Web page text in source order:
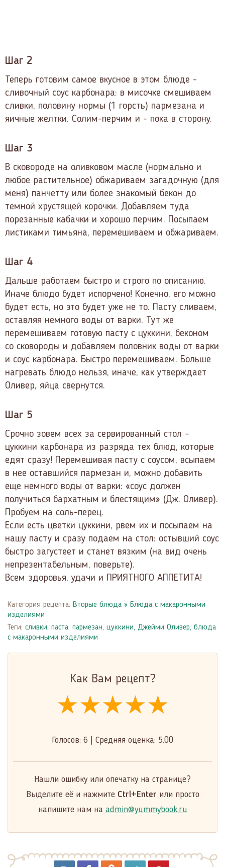
Шаг 2
Теперь готовим самое вкусное в этом блюде -
сливочный соус карбонара: в мисочке смешиваем
сливки, половину нормы (1 горсть) пармезана и
яичные желтки. Солим-перчим и - пока в сторону.
Шаг 3
В сковороде на оливковом масле (нормально и
любое растительное) обжариваем загадочную (для
меня) панчетту или более знакомый бекон до
темной хрустящей корочки. Добавляем туда
порезанные кабачки и хорошо перчим. Посыпаем
листиками тимьяна, перемешиваем и обжариваем.
Шаг 4
Дальше работаем быстро и строго по описанию.
Иначе блюдо будет испорчено! Конечно, его можно
будет есть, но это будет уже не то. Пасту сливаем,
оставляя немного воды от варки. Тут же
перемешиваем готовую пасту с цуккини, беконом
со сковороды и добавляем половник воды от варки
и соус карбонара. Быстро перемешиваем. Больше
нагревать блюдо нельзя, иначе, как утверждает
Оливер, яйца свернутся.
Шаг 5
Срочно зовем всех за сервированный стол –
цуккини карбонара из разряда тех блюд, которые
едят сразу! Перемешивая пасту с соусом, всыпаем
в нее оставшийся пармезан и, можно добавить
еще немного воды от варки: «соус должен
получиться бархатным и блестящим» (Дж. Оливер).
Пробуем на соль-перец.
Если есть цветки цуккини, рвем их и посыпаем на
нашу пасту и сразу подаем на стол: остывший соус
быстро загустеет и станет вязким (на вид очень
непрезентабельным, поверьте).
Всем здоровья, удачи и ПРИЯТНОГО АППЕТИТА!
Категория рецепта: Вторые блюда » Блюда с макаронными
изделиями
Теги: сливки, паста, пармезан, цуккини, Джейми Оливер, блюда
с макаронными изделиями
Как Вам рецепт?
★★★★★
★★★★★
★★★★★
Голосов: 6 Средняя оценка: 5.00
Нашли ошибку или опечатку на странице?
Выделите её и нажмите Ctrl+Enter или просто
напишите нам на admin@yummybook.ru